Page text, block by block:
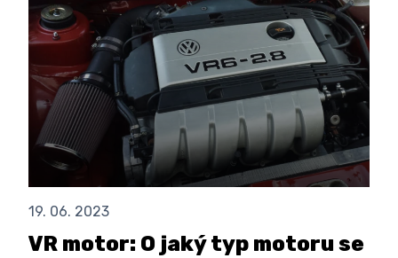
19. 06. 2023
VR motor: O jaký typ motoru se